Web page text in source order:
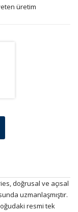
üretim
doğrusal ve açısal
uzmanlaşmıştır.
resmi tek